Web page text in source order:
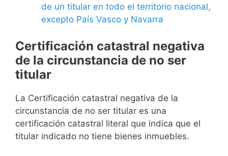
de un titular en todo el territorio nacional,
excepto País Vasco y Navarra
Certificación catastral negativa
de la circunstancia de no ser
titular
La Certificación catastral negativa de la
circunstancia de no ser titular es una
certificación catastral literal que indica que el
titular indicado no tiene bienes inmuebles.